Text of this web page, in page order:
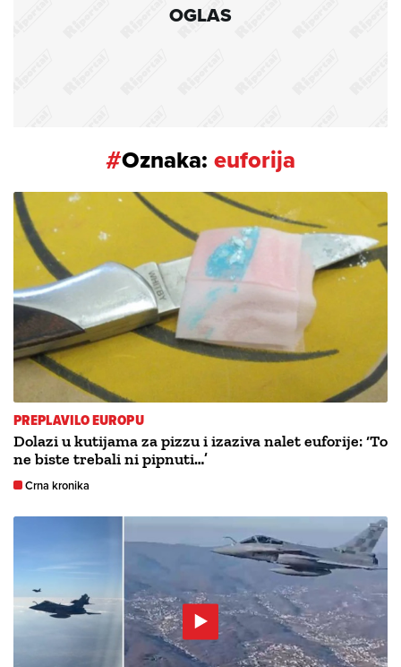
OGLAS
#Oznaka: euforija
PREPLAVILO EUROPU
Dolazi u kutijama za pizzu i izaziva nalet euforije: ‘To
ne biste trebali ni pipnuti…’
Crna kronika